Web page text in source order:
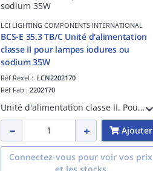
LCI LIGHTING COMPONENTS INTERNATIONAL
BCS-E 35.3 TB/C Unité d'alimentation
classe II pour lampes iodures ou
sodium 35W
Réf Rexel : LCN2202170
Réf Fab : 2202170
Unité d'alimentation classe II. Pour lampes iodures ou sodium 35W. Comprenant ballast + amorceur + condensateur.
Ajouter
Connectez-vous pour voir vos prix